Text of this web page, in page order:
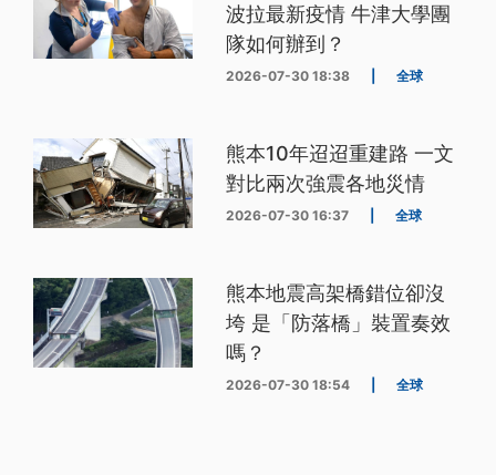
波拉最新疫情 牛津大學團
隊如何辦到？
2026-07-30 18:38 全球
熊本10年迢迢重建路 一文
對比兩次強震各地災情
2026-07-30 16:37 全球
熊本地震高架橋錯位卻沒
垮 是「防落橋」裝置奏效
嗎？
2026-07-30 18:54 全球